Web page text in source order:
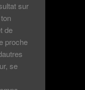
sur
de
proche
se